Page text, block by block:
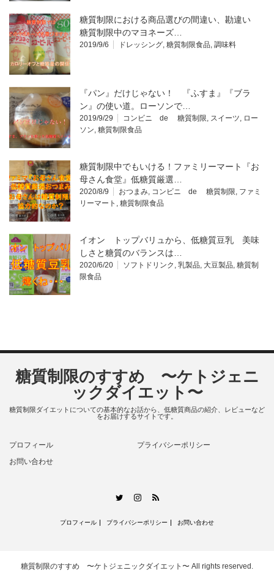
糖質制限における商品選びの間違い、勘違い
糖質制限中のマヨネーズ…
2019/9/6 ドレッシング, 糖質制限食品, 調味料
『パン』だけじゃない！ 『ふすま』『ブラ
ン』の使い道。ローソンで…
2019/9/29 コンビニ de 糖質制限, スイーツ, ロー
ソン, 糖質制限食品
糖質制限中でもいける！ファミリーマート『お
母さん食堂』低糖質厳選…
2020/8/9 おつまみ, コンビニ de 糖質制限, ファミ
リーマート , 糖質制限食品
イオン トップバリュから、低糖質豆乳 美味
しさと糖質のバランスは…
2020/6/20 ソフトドリンク , 乳製品, 大豆製品, 糖質制
限食品
糖質制限のすすめ 〜ケトジェニ
ックダイエット〜
糖質制限ダイエットについての基本的なお話から、低糖質商品の紹介、レビューなど
をお届けするサイトです。
プロフィール
プライバシーポリシー
お問い合わせ
TwitterInstagram
プロフィール プライバシーポリシー お問い合わせ
糖質制限のすすめ 〜ケトジェニックダイエット〜 All rights reserved.